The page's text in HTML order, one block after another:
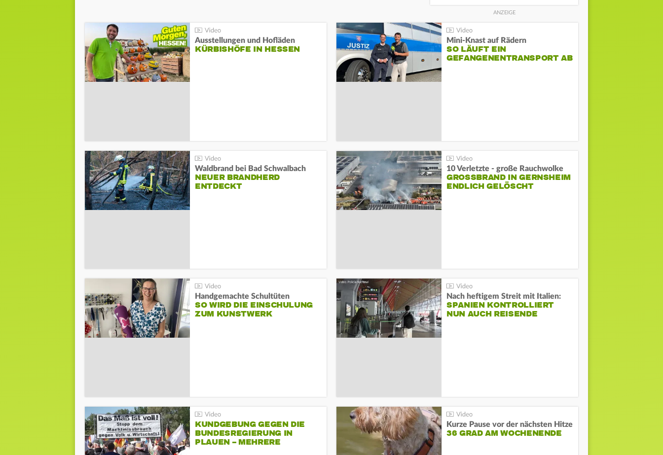
Ausstellungen und Hofläden
KÜRBISHÖFE IN HESSEN
Mini-Knast auf Rädern
SO LÄUFT EIN
GEFANGENENTRANSPORT AB
Waldbrand bei Bad Schwalbach
NEUER BRANDHERD
ENTDECKT
10 Verletzte - große Rauchwolke
GROSSBRAND IN GERNSHEIM E
NDLICH GELÖSCHT
Handgemachte Schultüten
SO WIRD DIE EINSCHULUNG
ZUM KUNSTWERK
Nach heftigem Streit mit Italien:
SPANIEN KONTROLLIERT
NUN AUCH REISENDE
KUNDGEBUNG GEGEN DIE
BUNDESREGIERUNG IN
PLAUEN – MEHRERE
Kurze Pause vor der nächsten Hitze
36 GRAD AM WOCHENENDE